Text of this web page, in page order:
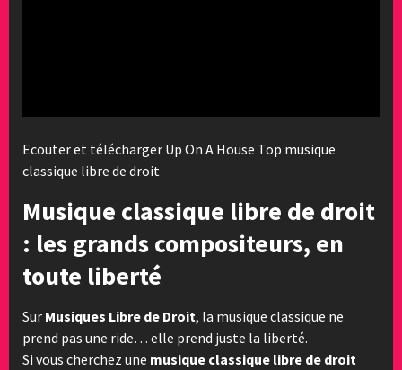
Ecouter et télécharger Up On A House Top musique
classique libre de droit
Musique classique libre de droit
: les grands compositeurs, en
toute liberté
Sur Musiques Libre de Droit, la musique classique ne
prend pas une ride… elle prend juste la liberté.
Si vous cherchez une musique classique libre de droit